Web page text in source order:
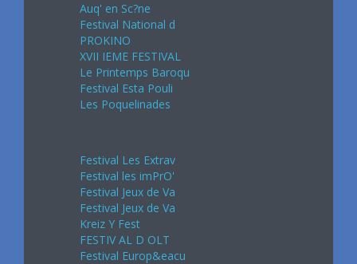
Auq' en Sc?ne
Festival National d
PROKINO
XVII IEME FESTIVAL
Le Printemps Baroqu
Festival Esta Pouli
Les Poquelinades
Festival Les Extrav
Festival les imPrO'
Festival Jeux de Va
Festival Jeux de Va
Kreiz Y Fest
FESTIV AL D OLT
Festival Europ&eacu